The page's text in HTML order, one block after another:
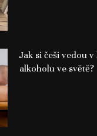
Jak si češi vedou
alkoholu ve světě?